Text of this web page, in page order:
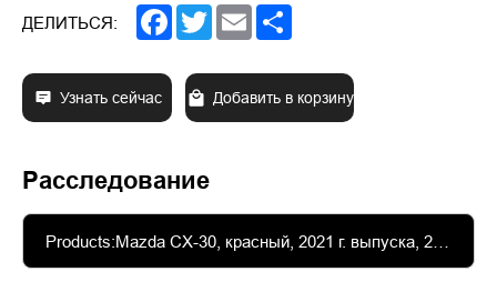
ДЕЛИТЬСЯ: Facebook
TwitterEmail
Узнать сейчас Добавить в корзину
Расследование